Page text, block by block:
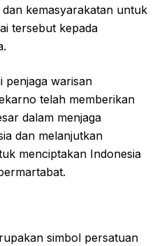
kemasyarakatan untuk
tersebut kepada
penjaga warisan
telah memberikan
dalam menjaga
dan melanjutkan
menciptakan Indonesia
simbol persatuan